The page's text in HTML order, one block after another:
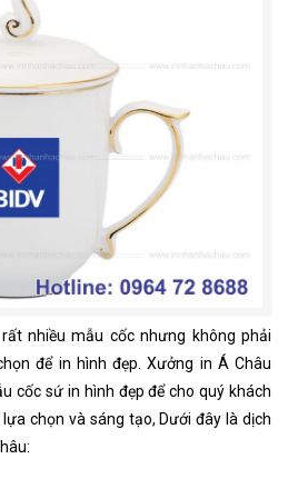
nhiều mẫu cốc nhưng không phải
để in hình đẹp. Xưởng in Á Châu
cốc sứ in hình đẹp để cho quý khách
chọn và sáng tạo, Dưới đây là dịch